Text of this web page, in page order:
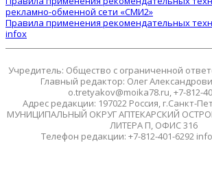
рекламно-обменной сети «СМИ2»
Правила применения рекомендательных
infox
Учредитель: Общество с ограниченной
Главный редактор: Олег
o.tretyakov@moika78.ru, +7-812-
Адрес редакции: 197022 Россия, г.Санкт-
МУНИЦИПАЛЬНЫЙ ОКРУГ АПТЕКАРСКИЙ
ЛИТЕРА П, ОФИС 316
Телефон редакции: +7-812-401-6292